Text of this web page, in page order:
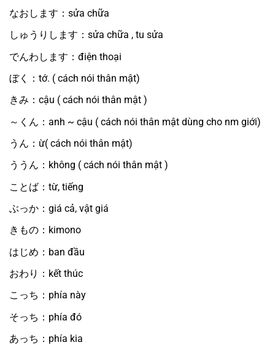
なおします：sửa chữa
しゅうりします：sửa chữa , tu sửa
でんわします：điện thoại
ぼく：tớ. ( cách nói thân mật)
きみ：cậu ( cách nói thân mật )
～くん：anh ~ cậu ( cách nói thân mật dùng cho nm giới)
うん：ừ( cách nói thân mật)
ううん：không ( cách nói thân mật )
ことば：từ, tiếng
ぶっか：giá cả, vật giá
きもの：kimono
はじめ：ban đầu
おわり：kết thúc
こっち：phía này
そっち：phía đó
あっち：phía kia